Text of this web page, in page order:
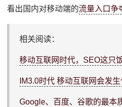
看出国内对移动端的流量入口争
相关阅读：
移动互联网时代，SEO这只
IM3.0时代 移动互联网会发
Google、百度、谷歌的最本